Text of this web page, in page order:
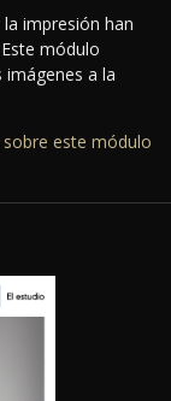
impresión han
módulo
a la
este módulo